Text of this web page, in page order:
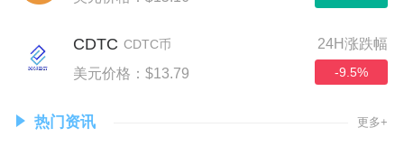
CDTC CDTC币
美元价格：$13.79
24H涨跌幅
-9.5%
热门资讯 更多+